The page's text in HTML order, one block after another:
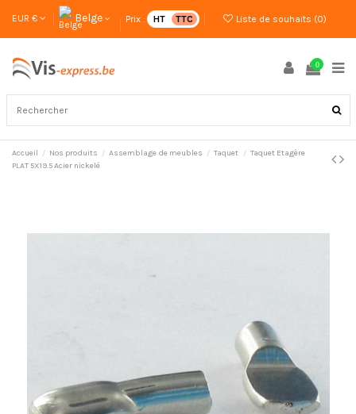
EUR € Belge Prix : HT TTC Liste de souhaits (0)
0
Accueil Nos produits Assemblage de meubles Taquet
Taquet Etagère
PLAT 5X19.5 Acier nickelé